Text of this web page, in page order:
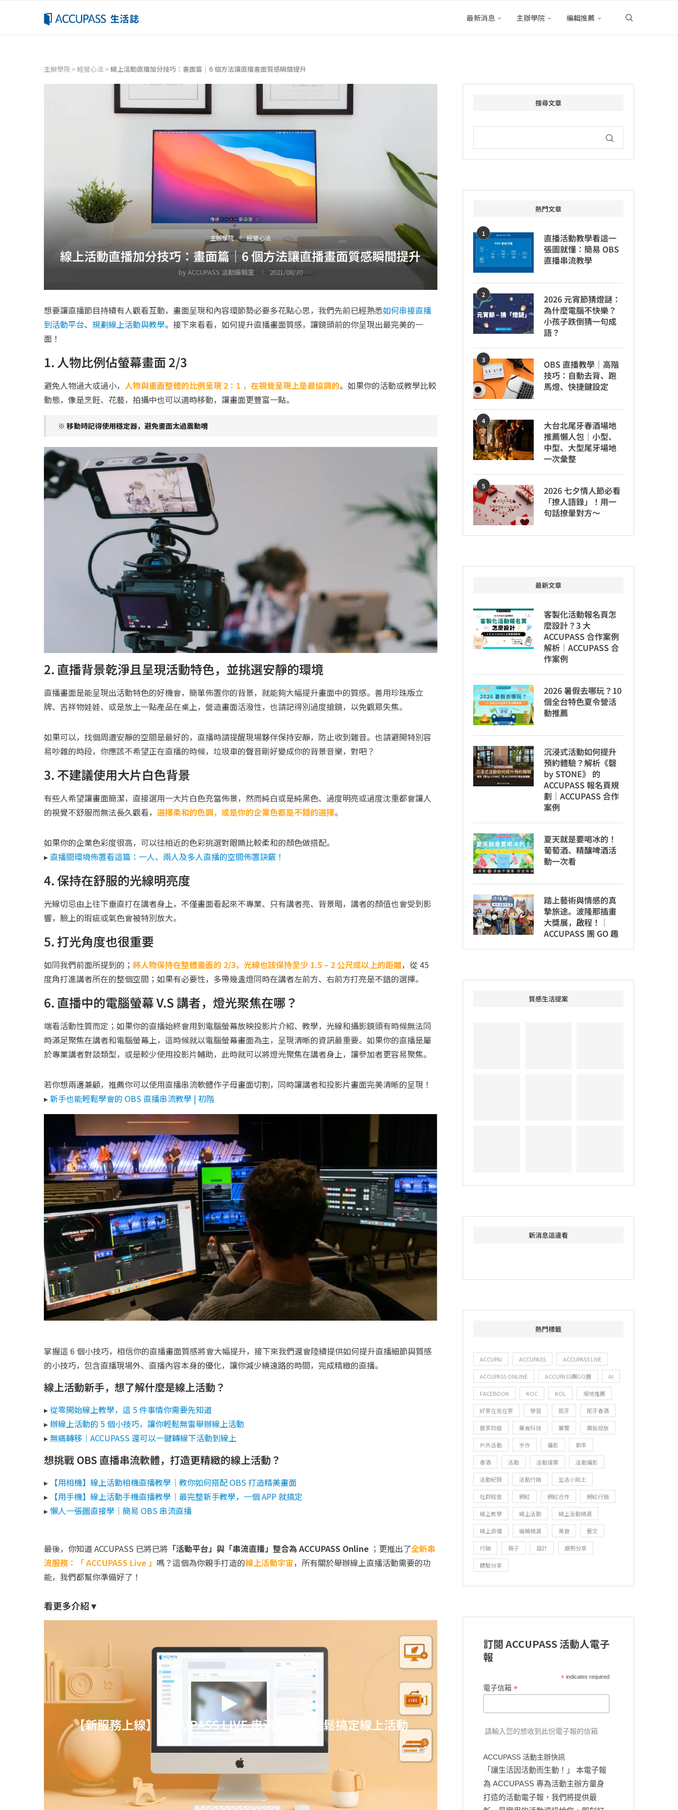
最新消息 主辦學院 編輯推薦
主辦學院 > 經營心法 > 線上活動直播加分技巧：畫面篇｜6 個方法讓直播畫面質感瞬間提升
主辦學院 經營心法
線上活動直播加分技巧：畫面篇｜6 個方法讓直播畫面質感瞬間提升
byACCUPASS 活動編輯室 2021/08/30
想要讓直播節目持續有人觀看互動，畫面呈現和內容環節勢必要多花點心思，我們先前已經熟悉如何串接直播
到活動平台、 規劃線上活動與教學。接下來看看，如何提升直播畫面質感，讓鏡頭前的你呈現出最完美的一
面！
1. 人物比例佔螢幕畫面 2/3
避免人物過大或過小， 人物與畫面整體的比例呈現 2：1 ，在視覺呈現上是最協調的。如果你的活動或教學比較
動態，像是烹飪、花藝，拍攝中也可以適時移動，讓畫面更豐富一點。
※ 移動時記得使用穩定器，避免畫面太過震動唷
2. 直播背景乾淨且呈現活動特色，並挑選安靜的環境
直播畫面是能呈現出活動特色的好機會，簡單佈置你的背景，就能夠大幅提升畫面中的質感。善用珍珠版立
牌、吉祥物娃娃、或是放上一點產品在桌上，營造畫面活潑性，也請記得別過度搶鏡，以免觀眾失焦。
如果可以，找個周遭安靜的空間是最好的，直播時請提醒現場夥伴保持安靜，防止收到雜音。也請避開特別容
易吵雜的時段，你應該不希望正在直播的時候，垃圾車的聲音剛好變成你的背景音樂，對吧？
3. 不建議使用大片白色背景
有些人希望讓畫面簡潔，直接選用一大片白色充當佈景，然而純白或是純黑色、過度明亮或過度沈重都會讓人
的視覺不舒服而無法長久觀看， 選擇柔和的色調，或是你的企業色都是不錯的選擇。
如果你的企業色彩度很高，可以往相近的色彩挑選對眼睛比較柔和的顏色做搭配。
▸ 直播間環境佈置看這篇：一人、兩人及多人直播的空間佈置訣竅！
4. 保持在舒服的光線明亮度
光線切忌由上往下垂直打在講者身上，不僅畫面看起來不專業、只有講者亮、背景暗，講者的顏值也會受到影
響，臉上的瑕疵或氣色會被特別放大。
5. 打光角度也很重要
如同我們前面所提到的； 將人物保持在整體畫面的 2/3，光線也該保持至少 1.5 – 2 公尺或以上的距離，從 45
度角打進講者所在的整個空間；如果有必要性，多帶幾盞燈同時在講者左前方、右前方打亮是不錯的選擇。
6. 直播中的電腦螢幕 V.S 講者，燈光聚焦在哪？
端看活動性質而定；如果你的直播始終會用到電腦螢幕放映投影片介紹、教學，光線和攝影鏡頭有時候無法同
時滿足聚焦在講者和電腦螢幕上，這時候就以電腦螢幕畫面為主，呈現清晰的資訊最重要。如果你的直播是屬
於專業講者對談類型，或是較少使用投影片輔助，此時就可以將燈光聚焦在講者身上，讓參加者更容易聚焦。
若你想兩邊兼顧，推薦你可以使用直播串流軟體作子母畫面切割，同時讓講者和投影片畫面完美清晰的呈現！
▸新手也能輕鬆學會的 OBS 直播串流教學 | 初階
掌握這 6 個小技巧，相信你的直播畫面質感將會大幅提升，接下來我們還會陸續提供如何提升直播細節與質感
的小技巧，包含直播現場外、直播內容本身的優化，讓你減少繞遠路的時間，完成精緻的直播。
線上活動新手，想了解什麼是線上活動？
▸從零開始線上教學，這 5 件事情你需要先知道
▸辦線上活動的 5 個小技巧，讓你輕鬆無雷舉辦線上活動
▸無痛轉移｜ACCUPASS 還可以一鍵轉線下活動到線上
想挑戰 OBS 直播串流軟體，打造更精緻的線上活動？
▸ 【用相機】線上活動相機直播教學｜教你如何搭配 OBS 打造精美畫面
▸ 【用手機】線上活動手機直播教學｜最完整新手教學，一個 APP 就搞定
▸懶人一張圖直接學｜簡易 OBS 串流直播
最後，你知道 ACCUPASS 已將已將 「活動平台」與「串流直播」整合為 ACCUPASS Online ；更推出了全新串
流服務：「 ACCUPASS Live 」 嗎？這個為你親手打造的線上活動宇宙，所有關於舉辦線上直播活動需要的功
能，我們都幫你準備好了！
看更多介紹 ▾
【新服務上線】ACCUPASS LIVE 串流服務，輕鬆搞定線上活動
搜尋文章
熱門文章
1
直播活動教學看這一
張圖就懂：簡易 OBS
直播串流教學
2
2026 元宵節猜燈謎：
為什麼電腦不快樂？
小孩子跌倒猜一句成
語？
3
OBS 直播教學｜高階
技巧：自動去背、跑
馬燈、快捷鍵設定
4
大台北尾牙春酒場地
推薦懶人包｜小型、
中型、大型尾牙場地
一次彙整
5
2026 七夕情人節必看
「撩人語錄」！用一
句話撩暈對方～
最新文章
客製化活動報名頁怎
麼設計？3 大
ACCUPASS 合作案例
解析｜ACCUPASS 合
作案例
2026 暑假去哪玩？10
個全台特色夏令營活
動推薦
沉浸式活動如何提升
預約體驗？解析《磬
by STONE》 的
ACCUPASS 報名頁規
劃｜ACCUPASS 合作
案例
夏天就是要喝冰的！
葡萄酒、精釀啤酒活
動一次看
踏上藝術與情感的真
摯旅途。波隆那插畫
大獎展，啟程！│
ACCUPASS 團 GO 趣
質感生活提案
新消息這邊看
熱門標籤
ACCUPAI ACCUPASS ACCUPASS LIVE
ACCUPASS ONLINE ACCUPASS團GO趣 AI
FACEBOOK KOC KOL 場地推薦
好家在我在家 學習 尾牙 尾牙春酒
居家防疫 展會科技 展覽 廣告投放
戶外活動 手作 攝影 新年
春酒 活動 活動提案 活動攝影
活動紀錄 活動行銷 生活小貼士
社群經營 網紅 網紅合作 網紅行銷
線上教學 線上活動 線上活動精選
線上直播 編輯精選 美食 藝文
行銷 親子 設計 趨勢分享
體驗分享
訂閱 ACCUPASS 活動人電子
報
*indicates required
電子信箱 *
請輸入您的想收到此份電子報的信箱
ACCUPASS 活動主辦快訊
「讓生活因活動而生動！」 本電子報
為 ACCUPASS 專為活動主辦方量身
打造的活動電子報，我們將提供最